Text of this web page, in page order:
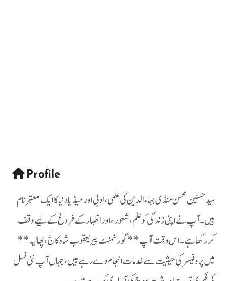
Profile
سید حسنین محسن منڈی بہاءالدین کی علمی، ادبی اور میڈیا دنیا کا ایک معتبر نام
ہیں۔ آپ نے اپنی زندگی کو علم، شعور، اور اظہار کے فروغ کے لیے وقف
کر رکھا ہے۔ اس وقت آپ **گورنمنٹ پیر یعقوب شاہ کالج، پھالیہ**
میں پروفیسر کی حیثیت سے خدمات انجام دے رہے ہیں، جہاں آپ نئی نسل